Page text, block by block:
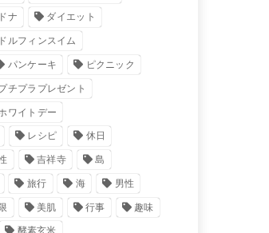
ナ ダイエット
ドルフィンスイム
パンケーキ ピクニック
チプラプレゼント
ワイトデー
レシピ 休日
吉祥寺 島
旅行 海 男性
美肌 行事 趣味